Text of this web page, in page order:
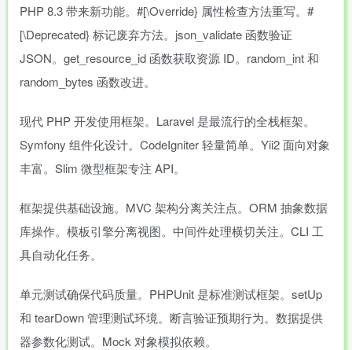
PHP 8.3 带来新功能。#[\Override} 属性检查方法重写。#
[\Deprecated} 标记废弃方法。json_validate 函数验证
JSON。get_resource_id 函数获取资源 ID。random_int 和
random_bytes 函数改进。
现代 PHP 开发使用框架。Laravel 是最流行的全栈框架。
Symfony 组件化设计。CodeIgniter 轻量简单。Yii2 面向对象
丰富。Slim 微型框架专注 API。
框架提供基础设施。MVC 架构分离关注点。ORM 抽象数据
库操作。模板引擎分离视图。中间件处理横切关注。CLI 工
具自动化任务。
单元测试确保代码质量。PHPUnit 是标准测试框架。setUp
和 tearDown 管理测试环境。断言验证预期行为。数据提供
器参数化测试。Mock 对象模拟依赖。